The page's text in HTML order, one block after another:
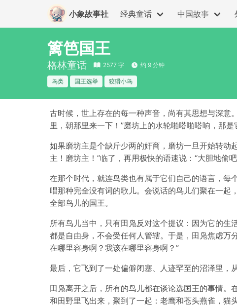
小象故事社 经典童话 中国故事
篱笆国王
格林童话 2577 字 约 9 分钟
鸟类 国王选举 狡猾小鸟
古时候，世上存在的每一种声音，尚有其思想与深意
里，朝那里来一下！”磨坊上的水轮啪嗒啪嗒响，那
如果磨坊主是个缺斤少两的奸商，磨坊一旦开始转动
主！磨坊主！”临了，再用极快的语速说：“大胆地偷
在那个时代，就连鸟类也有属于它们自己的语言，每
唱那种完全没有词的歌儿。会说话的鸟儿们聚在一起
全部鸟儿的国王。
所有鸟儿当中，只有田凫反对这个提议：因为它的生
都是自由身，不会受任何人管辖。于是，田凫焦虑万
在哪里容身啊？我该在哪里容身啊？”
最后，它飞到了一处偏僻闭塞、人迹罕至的沼泽里，
田凫离开之后，所有的鸟儿都在谈论选国王的事情。
和田野里飞出来，聚到了一起：老鹰和苍头燕雀，